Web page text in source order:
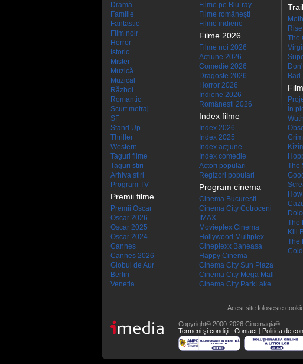
Dramă
Familie
Fantastic
Film noir
Horror
Istoric
Mister
Muzică
Muzical
Război
Romantic
Scurt metraj
SF
Stand Up
Thriller
Western
Taguri filme
Taguri stiri
Arhiva stiri
Program TV
Premii filme
Premii Oscar
Oscar 2026
Oscar 2025
Oscar 2024
Cannes
Cannes 2026
Globul de Aur
Berlin
Venetia
Filme pe Blu-ray
Filme româneşti
Filme indiene
Filme 2026
Filme noi 2026
Actiune 2026
Comedie 2026
Dragoste 2026
Horror 2026
Indiene 2026
Româneşti 2026
Index filme
Index 2026
Index 2025
Index acţiune
Index comedie
Actori populari
Regizori populari
Program cinema
Cinema Bucuresti
Cinema City Cotroceni
IMAX
Movieplex Cinema
Hollywood Multiplex
Cineplexx Baneasa
Happy Cinema
Cinema City Sun Plaza
Cinema City Mega Mall
Cinema City ParkLake
The
Bad
În
The
The
Kill
The
Acest site folosește
Copyright© 2000-2026 Cinemagia®
Termeni şi condiţii | Contact | Politica de